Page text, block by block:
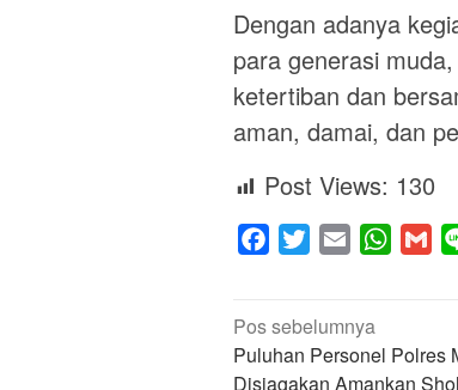
Dengan adanya
para generasi
ketertiban dan
aman, damai, dan
Post Views: 130
Facebook
Twitter Email
Navigasi
pos
Pos sebelumnya
Puluhan Personel Polres
Disiagakan Amankan